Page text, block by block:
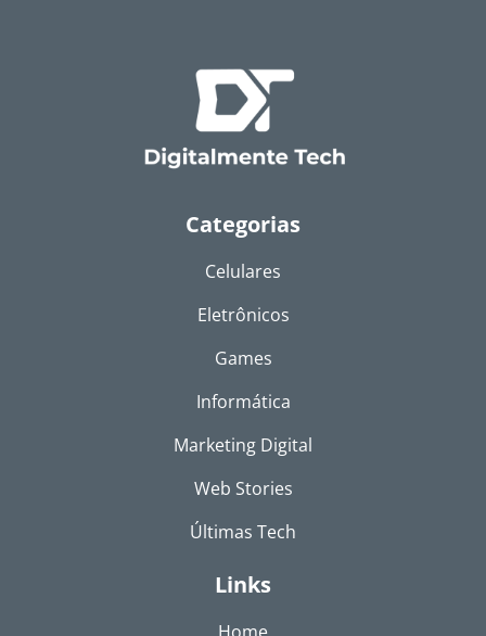
Categorias
Celulares
Eletrônicos
Games
Informática
Marketing Digital
Web Stories
Últimas Tech
Links